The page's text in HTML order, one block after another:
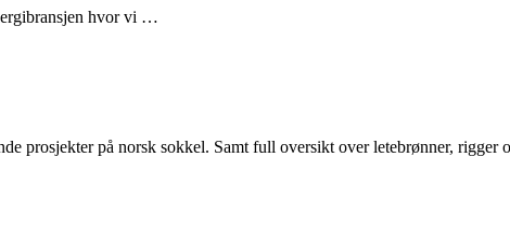
hvor vi …
prosjekter på norsk sokkel. Samt full oversikt over letebrønner, rigger